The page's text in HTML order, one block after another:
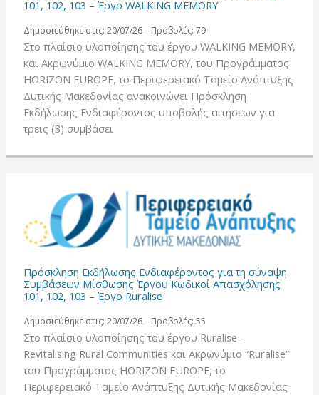
101, 102, 103 – Έργο WALKING MEMORY
Δημοσιεύθηκε στις: 20/07/26 – Προβολές: 79
Στο πλαίσιο υλοποίησης του έργου WALKING MEMORY,
και Ακρωνύμιο WALKING MEMORY, του Προγράμματος
HORIZON EUROPE, το Περιφερειακό Ταμείο Ανάπτυξης
Δυτικής Μακεδονίας ανακοινώνει Πρόσκληση
Εκδήλωσης Ενδιαφέροντος υποβολής αιτήσεων για
τρεις (3) συμβάσει
Πρόσκληση Εκδήλωσης Ενδιαφέροντος για τη σύναψη
Συμβάσεων Μίσθωσης Έργου Κωδικοί Απασχόλησης
101, 102, 103 – Έργο Ruralise
Δημοσιεύθηκε στις: 20/07/26 – Προβολές: 55
Στο πλαίσιο υλοποίησης του έργου Ruralise –
Revitalising Rural Communities και Ακρωνύμιο “Ruralise”
του Προγράμματος HORIZON EUROPE, το
Περιφερειακό Ταμείο Ανάπτυξης Δυτικής Μακεδονίας